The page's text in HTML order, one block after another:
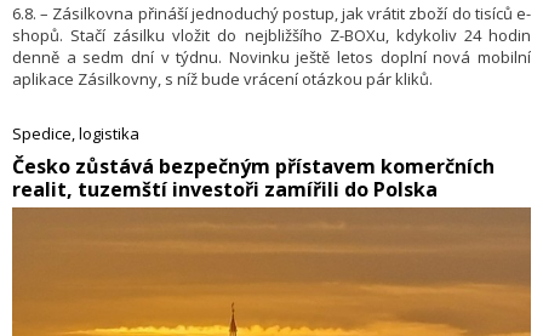
6.8. – Zásilkovna přináší jednoduchý postup, jak vrátit zboží do tisíců e-
shopů. Stačí zásilku vložit do nejbližšího Z-BOXu, kdykoliv 24 hodin
denně a sedm dní v týdnu. Novinku ještě letos doplní nová mobilní
aplikace Zásilkovny, s níž bude vrácení otázkou pár kliků.
Spedice, logistika
​Česko zůstává bezpečným přístavem komerčních
realit, tuzemští investoři zamířili do Polska